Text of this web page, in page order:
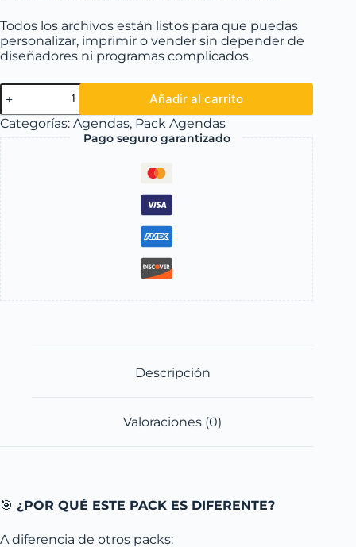
Todos los archivos están listos para que puedas
personalizar, imprimir o vender sin depender de
diseñadores ni programas complicados.
Añadir al carrito
Categorías: Agendas, Pack Agendas
Pago seguro garantizado
Descripción
Valoraciones (0)
🎯 ¿POR QUÉ ESTE PACK ES DIFERENTE?
A diferencia de otros packs: